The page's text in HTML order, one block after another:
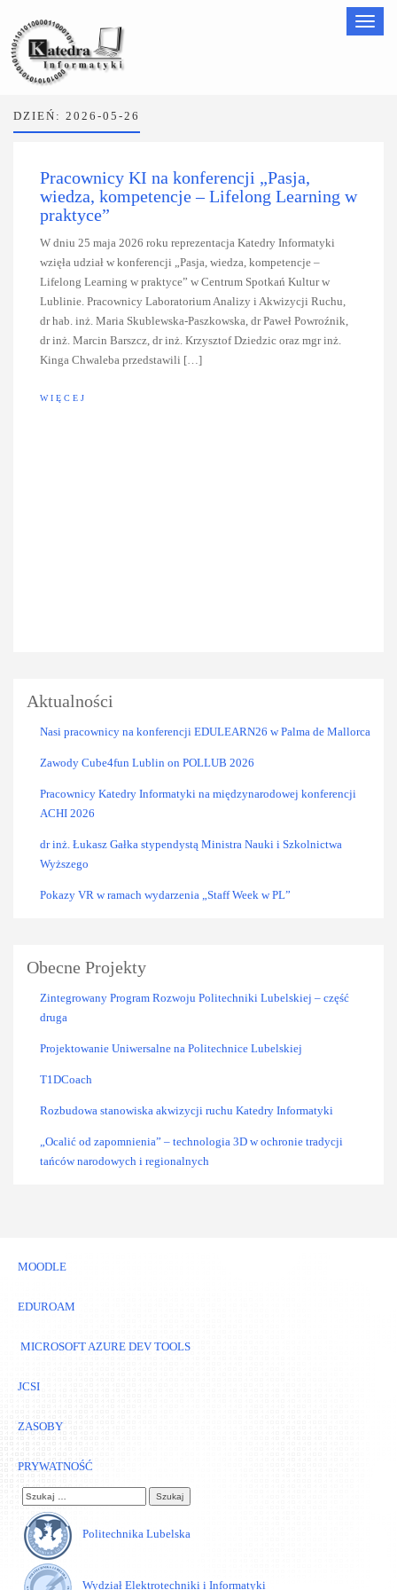
DZIEŃ: 2026-05-26
Pracownicy KI na konferencji „Pasja,
wiedza, kompetencje – Lifelong Learning w
praktyce”
W dniu 25 maja 2026 roku reprezentacja Katedry Informatyki
wzięła udział w konferencji „Pasja, wiedza, kompetencje –
Lifelong Learning w praktyce” w Centrum Spotkań Kultur w
Lublinie. Pracownicy Laboratorium Analizy i Akwizycji Ruchu,
dr hab. inż. Maria Skublewska-Paszkowska, dr Paweł Powroźnik,
dr inż. Marcin Barszcz, dr inż. Krzysztof Dziedzic oraz mgr inż.
Kinga Chwaleba przedstawili […]
WIĘCEJ
Aktualności
Nasi pracownicy na konferencji EDULEARN26 w Palma de Mallorca
Zawody Cube4fun Lublin on POLLUB 2026
Pracownicy Katedry Informatyki na międzynarodowej konferencji
ACHI 2026
dr inż. Łukasz Gałka stypendystą Ministra Nauki i Szkolnictwa
Wyższego
Pokazy VR w ramach wydarzenia „Staff Week w PL”
Obecne Projekty
Zintegrowany Program Rozwoju Politechniki Lubelskiej – część
druga
Projektowanie Uniwersalne na Politechnice Lubelskiej
T1DCoach
Rozbudowa stanowiska akwizycji ruchu Katedry Informatyki
„Ocalić od zapomnienia” – technologia 3D w ochronie tradycji
tańców narodowych i regionalnych
MOODLE
EDUROAM
MICROSOFT AZURE DEV TOOLS
JCSI
ZASOBY
PRYWATNOŚĆ
Szukaj:
Politechnika Lubelska
Wydział Elektrotechniki i Informatyki